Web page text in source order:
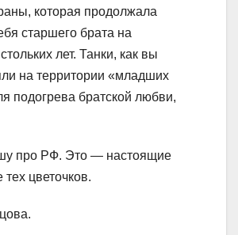
которая продолжала
старшего брата на
лет. Танки, как вы
на территории «младших
подогрева братской любви,
про РФ. Это — настоящие
тех цветочков.